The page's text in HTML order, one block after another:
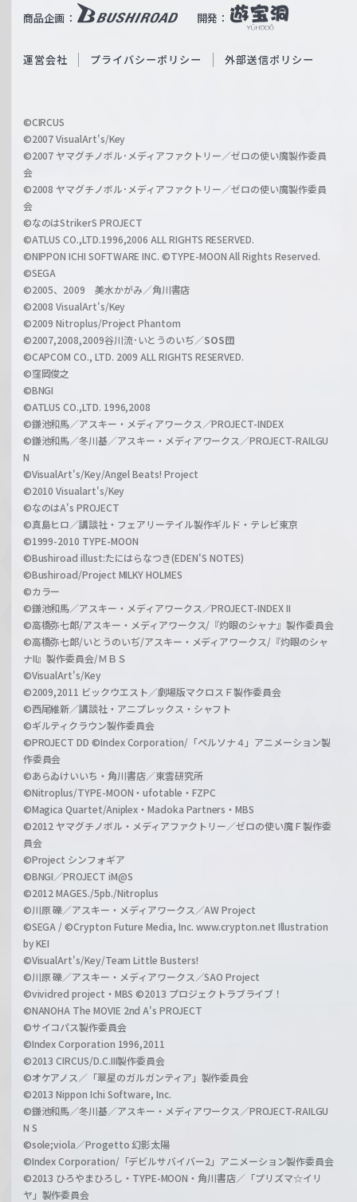
ß
c
a
r
z
商品企画： 開発：
b
O
i
l
h
a
n
l
運営会社 プライバシーポリシー 外部送信ポリシー
©CIRCUS
©2007 VisualArt's/Key
©2007 ヤマグチノボル･メディアファクトリー／ゼロの使い魔製作委員
会
©2008 ヤマグチノボル･メディアファクトリー／ゼロの使い魔製作委員
会
©なのはStrikerS PROJECT
©ATLUS CO.,LTD.1996,2006 ALL RIGHTS RESERVED.
©NIPPON ICHI SOFTWARE INC. ©TYPE-MOON All Rights Reserved.
©SEGA
©2005、2009 美水かがみ／角川書店
©2008 VisualArt's/Key
©2009 Nitroplus/Project Phantom
©2007,2008,2009谷川流･いとうのいぢ／SOS団
©CAPCOM CO., LTD. 2009 ALL RIGHTS RESERVED.
©窪岡俊之
©BNGI
©ATLUS CO.,LTD. 1996,2008
©鎌池和馬／アスキー・メディアワークス／PROJECT-INDEX
©鎌池和馬／冬川基／アスキー・メディアワークス／PROJECT-RAILGU
N
©VisualArt's/Key/Angel Beats! Project
©2010 Visualart's/Key
©なのはA's PROJECT
©真島ヒロ／講談社・フェアリーテイル製作ギルド・テレビ東京
©1999-2010 TYPE-MOON
©Bushiroad illust:たにはらなつき(EDEN'S NOTES)
©Bushiroad/Project MILKY HOLMES
©カラー
©鎌池和馬／アスキー・メディアワークス／PROJECT-INDEX II
©高橋弥七郎/アスキー・メディアワークス/『灼眼のシャナ』製作委員会
©高橋弥七郎/いとうのいぢ/アスキー・メディアワークス/『灼眼のシャ
ナII』製作委員会/ＭＢＳ
©VisualArt's/Key
©2009,2011 ビックウエスト／劇場版マクロスＦ製作委員会
©西尾維新／講談社・アニプレックス・シャフト
©ギルティクラウン製作委員会
©PROJECT DD ©Index Corporation/「ペルソナ４」アニメーション製
作委員会
©あらゐけいいち・角川書店／東雲研究所
©Nitroplus/TYPE-MOON・ufotable・FZPC
©Magica Quartet/Aniplex・Madoka Partners・MBS
©2012 ヤマグチノボル・メディアファクトリー／ゼロの使い魔Ｆ製作委
員会
©Project シンフォギア
©BNGI／PROJECT iM@S
©2012 MAGES./5pb./Nitroplus
©川原 礫／アスキー・メディアワークス／AW Project
©SEGA / ©Crypton Future Media, Inc. www.crypton.net Illustration
by KEI
©VisualArt's/Key/Team Little Busters!
©川原 礫／アスキー・メディアワークス／SAO Project
©vividred project・MBS ©2013 プロジェクトラブライブ！
©NANOHA The MOVIE 2nd A's PROJECT
©サイコパス製作委員会
©Index Corporation 1996,2011
©2013 CIRCUS/D.C.III製作委員会
©オケアノス／「翠星のガルガンティア」製作委員会
©2013 Nippon Ichi Software, Inc.
©鎌池和馬／冬川基／アスキー・メディアワークス／PROJECT-RAILGU
N S
©sole;viola／Progetto 幻影太陽
©Index Corporation/「デビルサバイバー2」アニメーション製作委員会
©2013 ひろやまひろし・TYPE-MOON・角川書店／「プリズマ☆イリ
ヤ」製作委員会